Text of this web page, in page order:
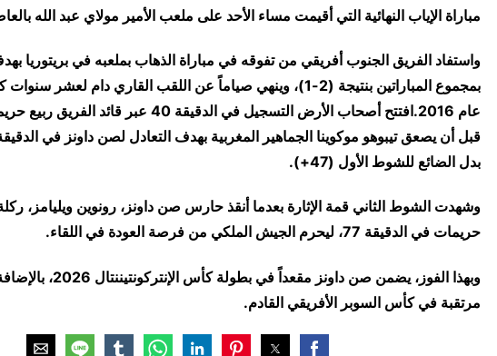
مباراة الإياب النهائية التي أقيمت مساء الأحد على ملعب الأمير مولاي عبد الله
واستفاد الفريق الجنوب أفريقي من تفوقه في مباراة الذهاب بملعبه في بريتوريا
بمجموع المباراتين بنتيجة (2-1)، وينهي صياماً عن اللقب القاري دام
عام 2016.افتتح أصحاب الأرض التسجيل في الدقيقة 40
قبل أن يصعق تيبوهو موكوينا الجماهير المغربية بهدف التعادل لصن داونز في
بدل الضائع للشوط الأول (47+).
وشهدت الشوط الثاني قمة الإثارة بعدما أنقذ حارس صن داونز، رونوين ويليامز، ركلة
حريمات في الدقيقة 77، ليحرم الجيش الملكي من فرصة العودة في اللقاء.
وبهذا الفوز، يضمن صن داونز
مرتقبة في كأس السوبر الأفريقي القادم.